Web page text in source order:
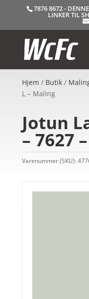
7876 8672 -
LINKER TIL
Hjem / Butik/
L – Maling
Jotun
– 7627
Varenummer (SKU):